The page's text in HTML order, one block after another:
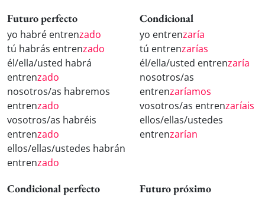
Futuro perfecto
yo habré entrenzado
tú habrás entrenzado
él/ella/usted habrá
entrenzado
nosotros/as habremos
entrenzado
vosotros/as habréis
entrenzado
ellos/ellas/ustedes habrán
entrenzado
Condicional
yo entrenzaría
tú entrenzarías
él/ella/usted entrenzaría
nosotros/as
entrenzaríamos
vosotros/as entrenzaríais
ellos/ellas/ustedes
entrenzarían
Condicional perfecto Futuro próximo